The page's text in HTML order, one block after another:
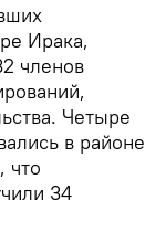
Ирака,
членов
Четыре
в районе
что
34